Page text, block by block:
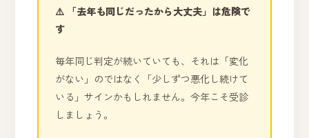
⚠️ 「去年も同じだったから大丈夫」は危険で
す
毎年同じ判定が続いていても、それは「変化
がない」のではなく「少しずつ悪化し続けて
いる」サインかもしれません。今年こそ受診
しましょう。